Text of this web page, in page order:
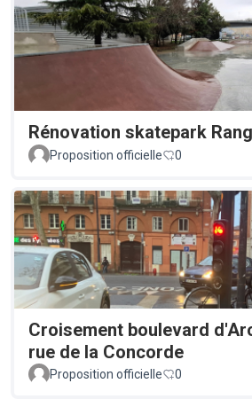
Rénovation skatepark
Proposition officielle
0
Croisement boulevard
rue de la Concorde
Proposition officielle 0